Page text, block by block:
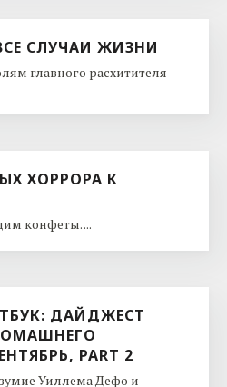
СЛУЧАИ ЖИЗНИ
главного расхитителя
ХОРРОРА К
конфеты. ...
ДАЙДЖЕСТ
PART 2
Уиллема Дефо и